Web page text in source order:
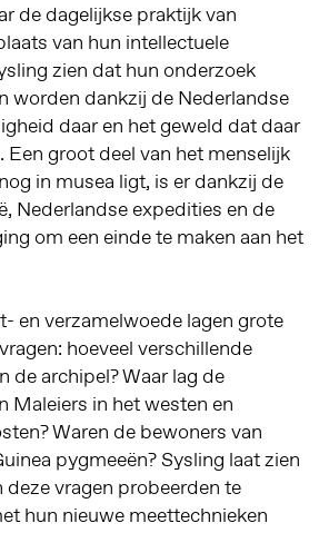
de dagelijkse praktijk van
van hun intellectuele
zien dat hun onderzoek
worden dankzij de Nederlandse
daar en het geweld dat daar
Een groot deel van het menselijk
in musea ligt, is er dankzij de
Nederlandse expedities en de
om een einde te maken aan het
en verzamelwoede lagen grote
hoeveel verschillende
de archipel? Waar lag de
Maleiers in het westen en
Waren de bewoners van
pygmeeën? Sysling laat zien
vragen probeerden te
hun nieuwe meettechnieken